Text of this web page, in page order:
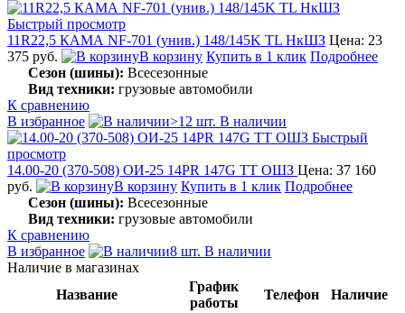
Быстрый просмотр
11R22,5 КАМА NF-701 (унив.) 148/145K TL НкШЗ Цена: 23
375 руб.
В корзину Купить в 1 клик Подробнее
Сезон (шины): Всесезонные
Вид техники: грузовые автомобили
К сравнению
В избранное
>12 шт. В наличии
Быстрый
просмотр
14.00-20 (370-508) ОИ-25 14PR 147G TT ОШЗ Цена: 37 160
руб.
В корзину Купить в 1 клик Подробнее
Сезон (шины): Всесезонные
Вид техники: грузовые автомобили
К сравнению
В избранное
8 шт. В наличии
Наличие в магазинах
Название
График
работы
Телефон
Наличие